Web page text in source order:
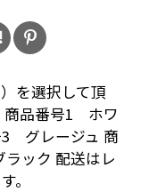
販売しており
を選択して頂
商品番号1 ホワ
グレージュ 商
ック 配送はレ
。